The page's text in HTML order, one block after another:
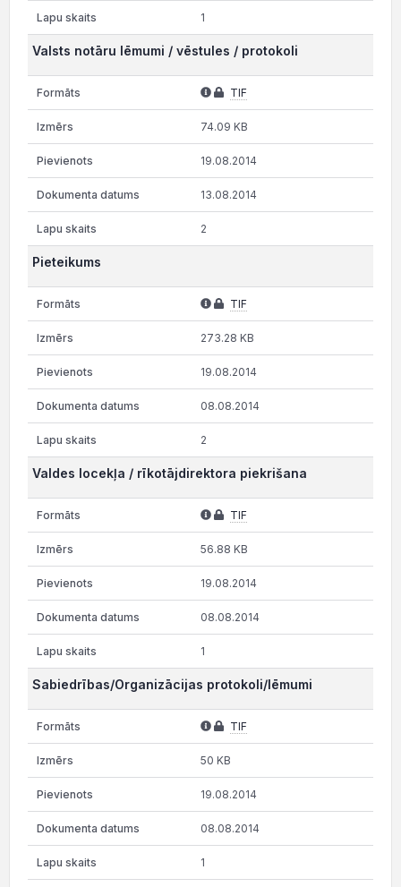
1
Valsts notāru lēmumi / vēstules / protokoli
TIF
74.09 KB
19.08.2014
13.08.2014
2
Pieteikums
TIF
273.28 KB
19.08.2014
08.08.2014
2
Valdes locekļa / rīkotājdirektora piekrišana
TIF
56.88 KB
19.08.2014
08.08.2014
1
Sabiedrības/Organizācijas protokoli/lēmumi
TIF
50 KB
19.08.2014
08.08.2014
1